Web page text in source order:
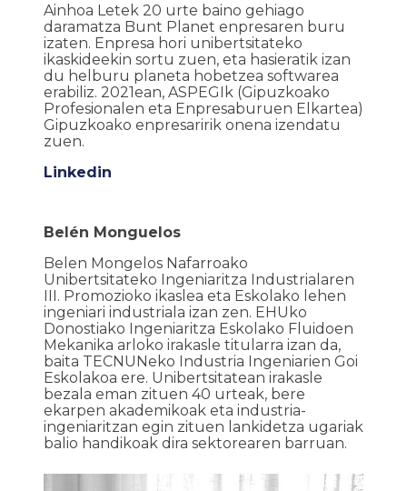
Ainhoa Letek 20 urte baino gehiago
daramatza Bunt Planet enpresaren buru
izaten. Enpresa hori unibertsitateko
ikaskideekin sortu zuen, eta hasieratik izan
du helburu planeta hobetzea softwarea
erabiliz. 2021ean, ASPEGIk (Gipuzkoako
Profesionalen eta Enpresaburuen Elkartea)
Gipuzkoako enpresaririk onena izendatu
zuen.
Linkedin
Belén Monguelos
Belen Mongelos Nafarroako
Unibertsitateko Ingeniaritza Industrialaren
III. Promozioko ikaslea eta Eskolako lehen
ingeniari industriala izan zen. EHUko
Donostiako Ingeniaritza Eskolako Fluidoen
Mekanika arloko irakasle titularra izan da,
baita TECNUNeko Industria Ingeniarien Goi
Eskolakoa ere. Unibertsitatean irakasle
bezala eman zituen 40 urteak, bere
ekarpen akademikoak eta industria-
ingeniaritzan egin zituen lankidetza ugariak
balio handikoak dira sektorearen barruan.